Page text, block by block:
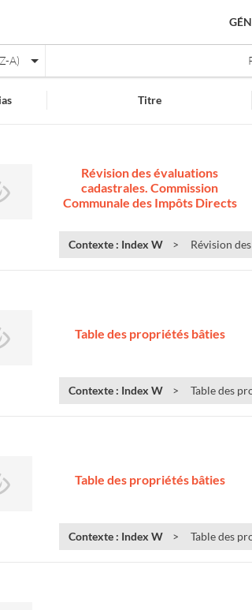
A)
Titre
Révision des évaluations
cadastrales. Commission
Communale des Impôts Directs
Contexte : Index W Révision
Table des propriétés bâties
Contexte : Index W Table des
Table des propriétés bâties
Contexte : Index W Table des